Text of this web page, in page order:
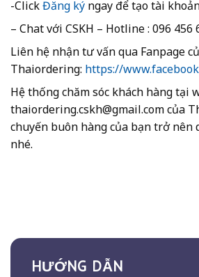
-ClickĐăng ký ngay để tạo tài
– Chat với CSKH – Hotline : 096 456
Liên hệ nhận tư vấn qua Fanpage
Thaiordering: https://
Hệ thống chăm sóc khách hàng tại
thaiordering.cskh@gmail.com của
chuyến buôn hàng của bạn trở nên
nhé.
HƯỚNG DẪN